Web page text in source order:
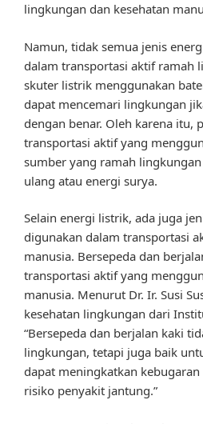
lingkungan dan kesehatan
Namun, tidak semua jenis
dalam transportasi aktif ramah
skuter listrik menggunakan
dapat mencemari lingkungan
dengan benar. Oleh karena itu,
transportasi aktif yang
sumber yang ramah
ulang atau energi surya.
Selain energi listrik, ada juga
digunakan dalam transportasi
manusia. Bersepeda dan
transportasi aktif yang
manusia. Menurut Dr. Ir. Susi
kesehatan lingkungan dari
“Bersepeda dan berjalan kaki
lingkungan, tetapi juga baik
dapat meningkatkan
risiko penyakit jantung.”